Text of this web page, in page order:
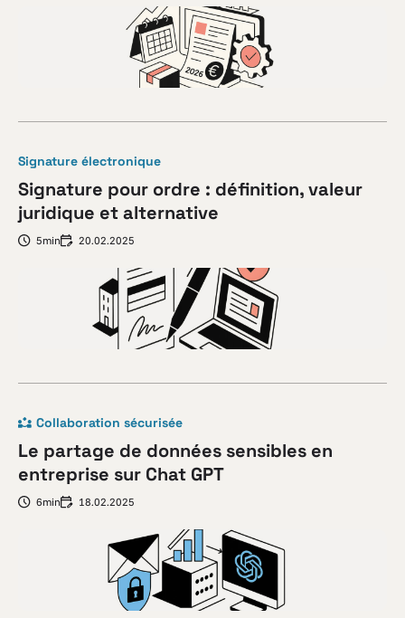
Signature électronique
Signature pour ordre : définition, valeur
juridique et alternative
5min 20.02.2025
Collaboration sécurisée
Le partage de données sensibles en
entreprise sur Chat GPT
6min 18.02.2025